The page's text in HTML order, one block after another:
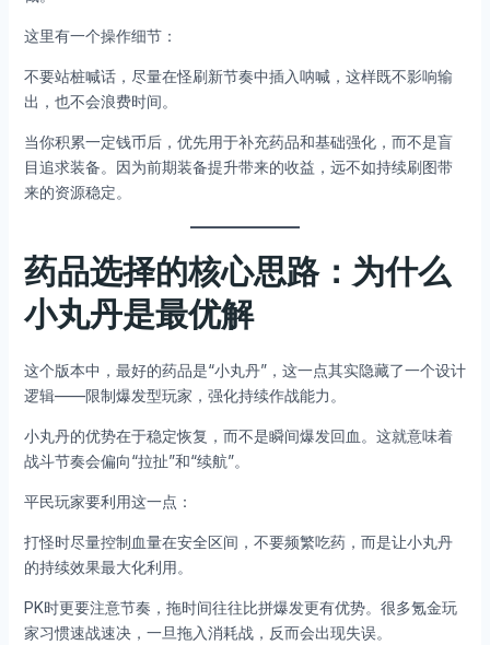
这里有一个操作细节：
不要站桩喊话，尽量在怪刷新节奏中插入呐喊，这样既不影响输
出，也不会浪费时间。
当你积累一定钱币后，优先用于补充药品和基础强化，而不是盲
目追求装备。因为前期装备提升带来的收益，远不如持续刷图带
来的资源稳定。
药品选择的核心思路：为什么
小丸丹是最优解
这个版本中，最好的药品是“小丸丹”，这一点其实隐藏了一个设计
逻辑——限制爆发型玩家，强化持续作战能力。
小丸丹的优势在于稳定恢复，而不是瞬间爆发回血。这就意味着
战斗节奏会偏向“拉扯”和“续航”。
平民玩家要利用这一点：
打怪时尽量控制血量在安全区间，不要频繁吃药，而是让小丸丹
的持续效果最大化利用。
PK时更要注意节奏，拖时间往往比拼爆发更有优势。很多氪金玩
家习惯速战速决，一旦拖入消耗战，反而会出现失误。